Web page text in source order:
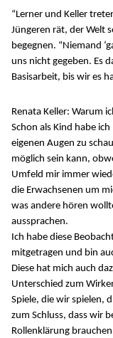
“Lerner und Keller
Jüngeren rät, der Welt
begegnen. “Niemand
uns nicht gegeben. Es
Basisarbeit, bis wir es
Renata Keller: Warum
Schon als Kind habe
eigenen Augen zu
möglich sein kann,
Umfeld mir immer
die Erwachsenen um
was andere hören
aussprachen.
Ich habe diese
mitgetragen und bin
Diese hat mich auch
Unterschied zum
Spiele, die wir spielen,
zum Schluss, dass wir
Rollenklärung